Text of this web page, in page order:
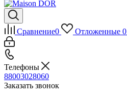
Сравнение0 Отложенные 0
Телефоны
88003028060
Заказать звонок